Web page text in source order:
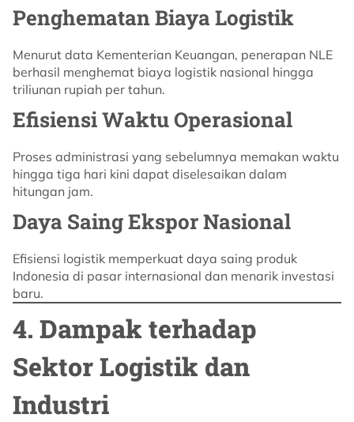
Penghematan Biaya Logistik
Menurut data Kementerian Keuangan, penerapan NLE
berhasil menghemat biaya logistik nasional hingga
triliunan rupiah per tahun.
Efisiensi Waktu Operasional
Proses administrasi yang sebelumnya memakan waktu
hingga tiga hari kini dapat diselesaikan dalam
hitungan jam.
Daya Saing Ekspor Nasional
Efisiensi logistik memperkuat daya saing produk
Indonesia di pasar internasional dan menarik investasi
baru.
4. Dampak terhadap
Sektor Logistik dan
Industri